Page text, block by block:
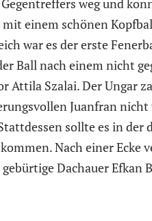
weg und
einem schönen
war es der erste
Ball nach einem nicht
Attila Szalai. Der Ungar
Juanfran
sollte es in
Nach einer
Dachauer